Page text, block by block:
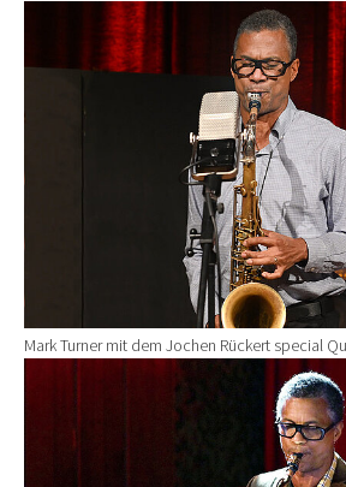
Show larger version for:
Mark Turner mit dem Jochen Rückert special
Show larger version for: